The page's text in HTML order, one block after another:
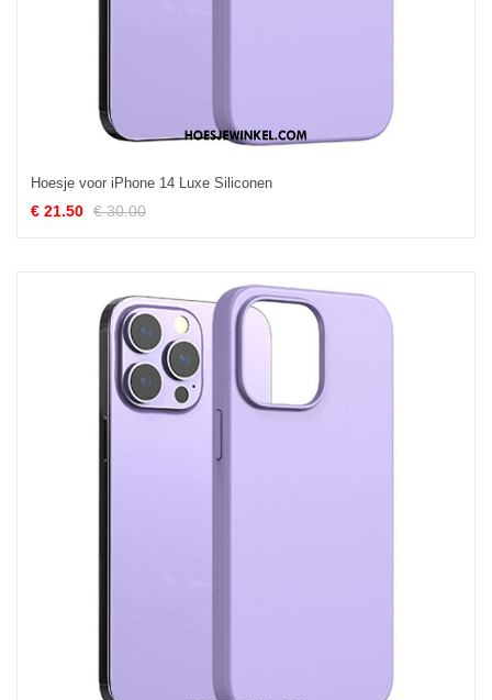
Hoesje voor iPhone 14 Luxe Siliconen
€ 21.50 € 30.00